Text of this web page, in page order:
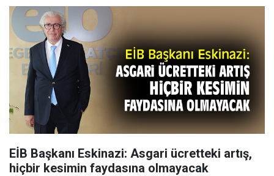
EİB Başkanı Eskinazi: Asgari ücretteki artış,
hiçbir kesimin faydasına olmayacak